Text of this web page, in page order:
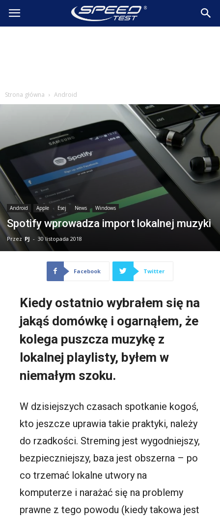
SpeedTest.pl
Strona główna Android
Android Apple Esej News Windows
Spotify wprowadza import lokalnej muzyki
Przez PJ - 30 listopada 2018
Facebook Twitter
Kiedy ostatnio wybrałem się na
jakąś domówkę i ogarnąłem, że
kolega puszcza muzykę z
lokalnej playlisty, byłem w
niemałym szoku.
W dzisiejszych czasach spotkanie kogoś,
kto jeszcze uprawia takie praktyki, należy
do rzadkości. Streming jest wygodniejszy,
bezpieczniejszy, baza jest obszerna – po
co trzemać lokalne utwory na
komputerze i narażać się na problemy
prawne z tego powodu (kiedy takowa jest